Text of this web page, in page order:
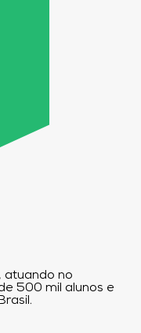
atuando no
500 mil alunos e